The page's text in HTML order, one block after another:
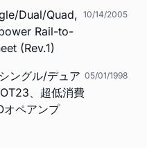
Dual/Quad,
Rail-to-
(Rev.1)
10/14/2005
ングル/デュア
、超低消費
オペアンプ
05/01/1998